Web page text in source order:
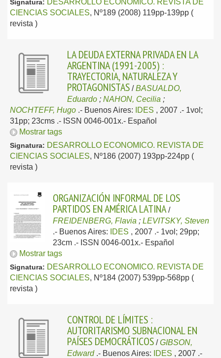
Signatura: DESARROLLO ECONOMICO. REVISTA DE
CIENCIAS SOCIALES, Nº189 (2008) 119pp-139pp (
revista )
LA DEUDA EXTERNA PRIVADA EN LA
ARGENTINA (1991-2005) :
TRAYECTORIA, NATURALEZA Y
PROTAGONISTAS /BASUALDO,
Eduardo ; NAHON, Cecilia ;
NOCHTEFF, Hugo .- Buenos Aires: IDES , 2007 .- 1vol;
31pp; 23cms .- ISSN 0046-001x.- Español
Mostrar tags
Signatura: DESARROLLO ECONOMICO. REVISTA DE
CIENCIAS SOCIALES, Nº186 (2007) 193pp-224pp (
revista )
ORGANIZACIÓN INFORMAL DE LOS
PARTIDOS EN AMÉRICA LATINA /
FREIDENBERG, Flavia ; LEVITSKY, Steven
.- Buenos Aires: IDES , 2007 .- 1vol; 29pp;
23cm .- ISSN 0046-001x.- Español
Mostrar tags
Signatura: DESARROLLO ECONOMICO. REVISTA DE
CIENCIAS SOCIALES, Nº184 (2007) 539pp-568pp (
revista )
CONTROL DE LÍMITES :
AUTORITARISMO SUBNACIONAL EN
PAÍSES DEMOCRÁTICOS /GIBSON,
Edward .- Buenos Aires: IDES , 2007 .-